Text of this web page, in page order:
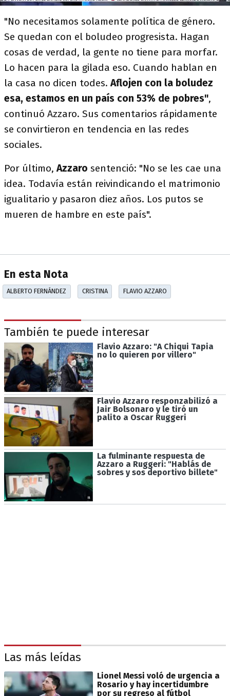
"No necesitamos solamente política de género.
Se quedan con el boludeo progresista. Hagan
cosas de verdad, la gente no tiene para morfar.
Lo hacen para la gilada eso. Cuando hablan en
la casa no dicen todes.Aflojen con la boludez
esa, estamos en un país con 53% de pobres",
continuó Azzaro. Sus comentarios rápidamente
se convirtieron en tendencia en las redes
sociales.
Por último,Azzaro sentenció: "No se les cae una
idea. Todavía están reivindicando el matrimonio
igualitario y pasaron diez años. Los putos se
mueren de hambre en este país".
En esta Nota
ALBERTO FERNÁNDEZ CRISTINA FLAVIO AZZARO
También te puede interesar
Flavio Azzaro: "A Chiqui Tapia
no lo quieren por villero"
Flavio Azzaro responzabilizó a
Jair Bolsonaro y le tiró un
palito a Oscar Ruggeri
La fulminante respuesta de
Azzaro a Ruggeri: "Hablás de
sobres y sos deportivo billete"
Las más leídas
Lionel Messi voló de urgencia a
Rosario y hay incertidumbre
por su regreso al fútbol